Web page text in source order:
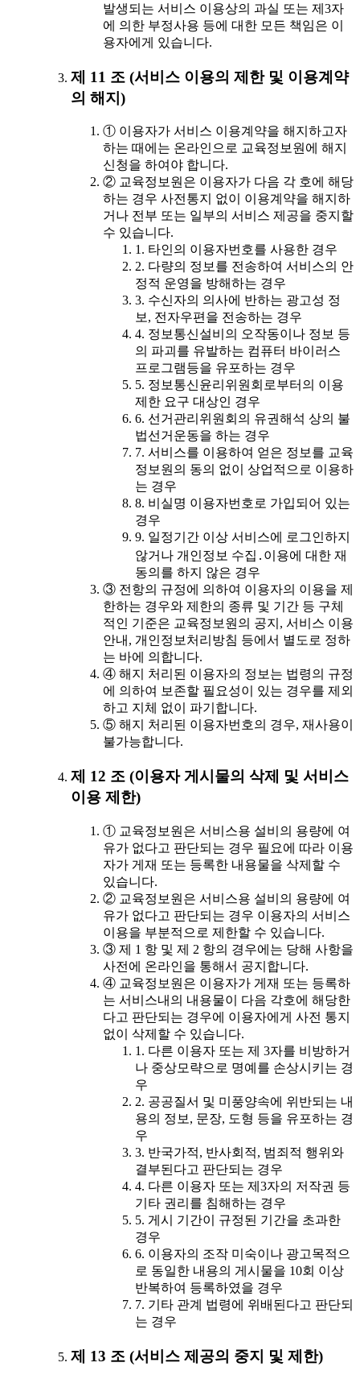
발생되는 서비스 이용상의 과실 또는 제3자
에 의한 부정사용 등에 대한 모든 책임은 이
용자에게 있습니다.
제 11 조 (서비스 이용의 제한 및 이용계약
의 해지)
① 이용자가 서비스 이용계약을 해지하고자
하는 때에는 온라인으로 교육정보원에 해지
신청을 하여야 합니다.
② 교육정보원은 이용자가 다음 각 호에 해당
하는 경우 사전통지 없이 이용계약을 해지하
거나 전부 또는 일부의 서비스 제공을 중지할
수 있습니다.
1. 타인의 이용자번호를 사용한 경우
2. 다량의 정보를 전송하여 서비스의 안
정적 운영을 방해하는 경우
3. 수신자의 의사에 반하는 광고성 정
보, 전자우편을 전송하는 경우
4. 정보통신설비의 오작동이나 정보 등
의 파괴를 유발하는 컴퓨터 바이러스
프로그램등을 유포하는 경우
5. 정보통신윤리위원회로부터의 이용
제한 요구 대상인 경우
6. 선거관리위원회의 유권해석 상의 불
법선거운동을 하는 경우
7. 서비스를 이용하여 얻은 정보를 교육
정보원의 동의 없이 상업적으로 이용하
는 경우
8. 비실명 이용자번호로 가입되어 있는
경우
9. 일정기간 이상 서비스에 로그인하지
않거나 개인정보 수집․이용에 대한 재
동의를 하지 않은 경우
③ 전항의 규정에 의하여 이용자의 이용을 제
한하는 경우와 제한의 종류 및 기간 등 구체
적인 기준은 교육정보원의 공지, 서비스 이용
안내, 개인정보처리방침 등에서 별도로 정하
는 바에 의합니다.
④ 해지 처리된 이용자의 정보는 법령의 규정
에 의하여 보존할 필요성이 있는 경우를 제외
하고 지체 없이 파기합니다.
⑤ 해지 처리된 이용자번호의 경우, 재사용이
불가능합니다.
제 12 조 (이용자 게시물의 삭제 및 서비스
이용 제한)
① 교육정보원은 서비스용 설비의 용량에 여
유가 없다고 판단되는 경우 필요에 따라 이용
자가 게재 또는 등록한 내용물을 삭제할 수
있습니다.
② 교육정보원은 서비스용 설비의 용량에 여
유가 없다고 판단되는 경우 이용자의 서비스
이용을 부분적으로 제한할 수 있습니다.
③ 제 1 항 및 제 2 항의 경우에는 당해 사항을
사전에 온라인을 통해서 공지합니다.
④ 교육정보원은 이용자가 게재 또는 등록하
는 서비스내의 내용물이 다음 각호에 해당한
다고 판단되는 경우에 이용자에게 사전 통지
없이 삭제할 수 있습니다.
1. 다른 이용자 또는 제 3자를 비방하거
나 중상모략으로 명예를 손상시키는 경
우
2. 공공질서 및 미풍양속에 위반되는 내
용의 정보, 문장, 도형 등을 유포하는 경
우
3. 반국가적, 반사회적, 범죄적 행위와
결부된다고 판단되는 경우
4. 다른 이용자 또는 제3자의 저작권 등
기타 권리를 침해하는 경우
5. 게시 기간이 규정된 기간을 초과한
경우
6. 이용자의 조작 미숙이나 광고목적으
로 동일한 내용의 게시물을 10회 이상
반복하여 등록하였을 경우
7. 기타 관계 법령에 위배된다고 판단되
는 경우
제 13 조 (서비스 제공의 중지 및 제한)